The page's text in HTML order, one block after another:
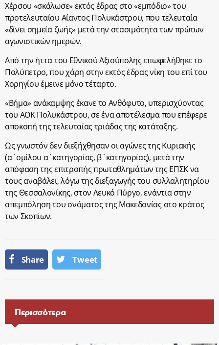
Χέρσου «σκάλωσε» εκτός έδρας στο «εμπόδιο» του
προτελευταίου Αίαντος Πολυκάστρου, που τελευταία
«δίνει σημεία ζωής» μετά την στασιμότητα των πρώτων
αγωνιστικών ημερών.
Από την ήττα του Εθνικού Αξιούπολης επωφελήθηκε το
Πολύπετρο, που χάρη στην εκτός έδρας νίκη του επί του
Χορηγίου έμεινε μόνο τέταρτο.
«Βήμα» ανάκαμψης έκανε το Ανθόφυτο, υπερισχύοντας
του ΑΟΚ Πολυκάστρου, σε ένα αποτέλεσμα που επέφερε
αποκοπή της τελευταίας τριάδας της κατάταξης.
Ως γνωστόν δεν διεξήχθησαν οι αγώνες της Κυριακής
(α΄ομίλου α΄κατηγορίας, β΄κατηγορίας), μετά την
απόφαση της επιτροπής πρωταθλημάτων της ΕΠΣΚ να
τους αναβάλει, λόγω της διεξαγωγής του συλλαλητηρίου
της Θεσσαλονίκης, στον Λευκό Πύργο, ενάντια στην
απεμπόληση του ονόματος της Μακεδονίας στο κράτος
των Σκοπίων.
Share Tweet
Περισσότερα